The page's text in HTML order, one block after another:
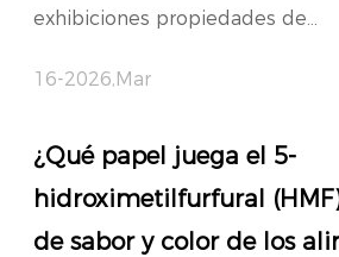
exhibiciones propiedades de...
16-2026,Mar
¿Qué papel juega el 5-
hidroximetilfurfural
de sabor y color de los